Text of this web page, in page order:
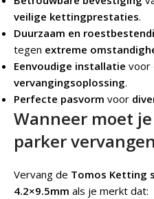
veilige kettingprestaties.
Duurzaam en
tegen extreme
Eenvoudige installatie voor
vervangingsoplossing.
Perfecte pasvorm voor
Wanneer moet
parker
Vervang de Tomos Ketting
4.2×9.5mm als je merkt dat: